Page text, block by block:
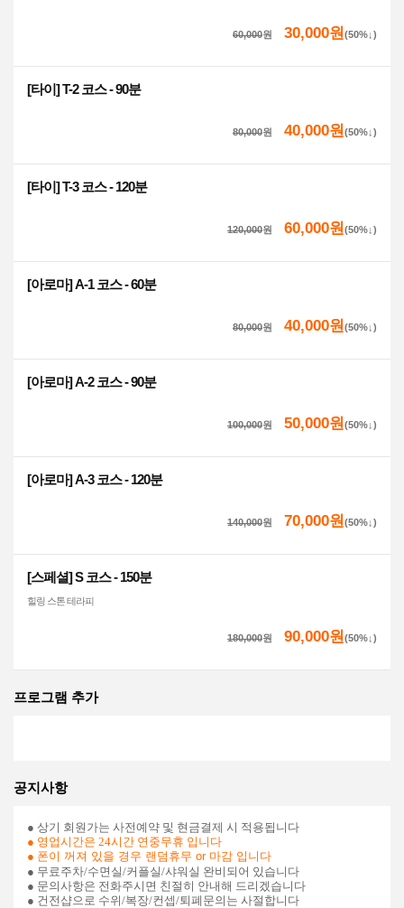
60,000원 30,000원 (50%↓)
[타이] T-2 코스 - 90분
80,000원 40,000원 (50%↓)
[타이] T-3 코스 - 120분
120,000원 60,000원 (50%↓)
[아로마] A-1 코스 - 60분
80,000원 40,000원 (50%↓)
[아로마] A-2 코스 - 90분
100,000원 50,000원 (50%↓)
[아로마] A-3 코스 - 120분
140,000원 70,000원 (50%↓)
[스페셜] S 코스 - 150분
힐링 스톤 테라피
180,000원 90,000원 (50%↓)
프로그램 추가
공지사항
● 상기 회원가는 사전예약 및 현금결제 시 적용됩니다
● 영업시간은 24시간 연중무휴 입니다
● 폰이 꺼져 있을 경우 랜덤휴무 or 마감 입니다
● 무료주차/수면실/커플실/샤워실 완비되어 있습니다
● 문의사항은 전화주시면 친절히 안내해 드리겠습니다
● 건전샵으로 수위/복장/컨셉/퇴폐문의는 사절합니다